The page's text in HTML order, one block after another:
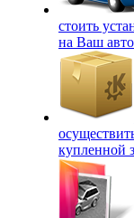
стоить
на Ваш
купленной